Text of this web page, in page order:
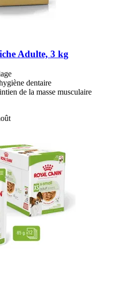
Adulte, 3 kg
dentaire
de la masse musculaire